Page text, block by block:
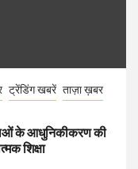
ट्रेंडिंग खबरें ताज़ा ख़बर
के आधुनिकीकरण की
शिक्षा